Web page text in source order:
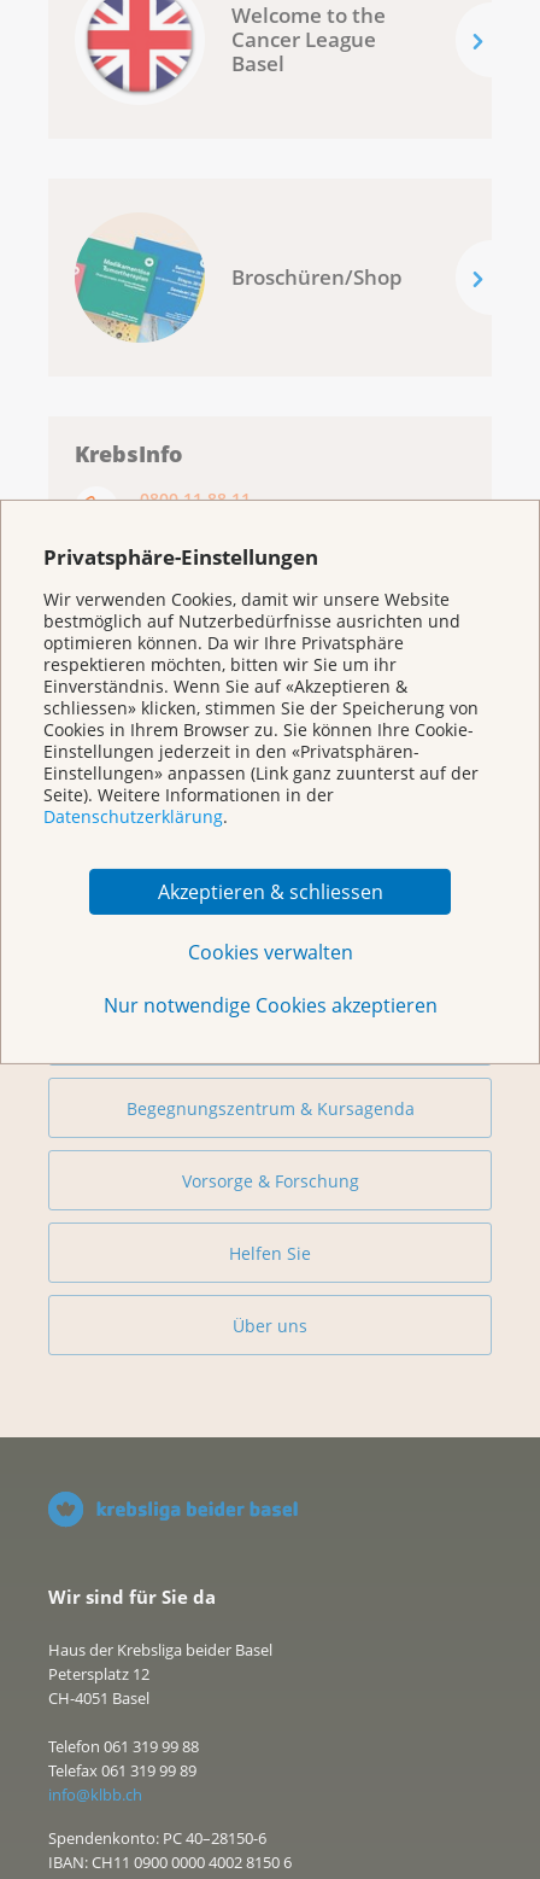
Privatsphäre-Einstellungen
Wir verwenden Cookies, damit wir unsere Website
bestmöglich auf Nutzerbedürfnisse ausrichten und
optimieren können. Da wir Ihre Privatsphäre
respektieren möchten, bitten wir Sie um ihr
Einverständnis. Wenn Sie auf «Akzeptieren &
schliessen» klicken, stimmen Sie der Speicherung von
Cookies in Ihrem Browser zu. Sie können Ihre Cookie-
Einstellungen jederzeit in den «Privatsphären-
Einstellungen» anpassen (Link ganz zuunterst auf der
Seite). Weitere Informationen in der
Datenschutzerklärung.
Akzeptieren & schliessen
Cookies verwalten
Nur notwendige Cookies akzeptieren
Welcome to the
Cancer League
Basel
Broschüren/Shop
KrebsInfo
0800 11 88 11
E-Mail
Chat
KrebsInfo
Montag – Freitag: 10 – 18 Uhr
Weitere Themen
Begegnungszentrum & Kursagenda
Vorsorge & Forschung
Helfen Sie
Über uns
Wir sind für Sie da
Haus der Krebsliga beider Basel
Petersplatz 12
CH-4051 Basel
Telefon 061 319 99 88
Telefax 061 319 99 89
info@klbb.ch
Spendenkonto: PC 40–28150-6
IBAN: CH11 0900 0000 4002 8150 6